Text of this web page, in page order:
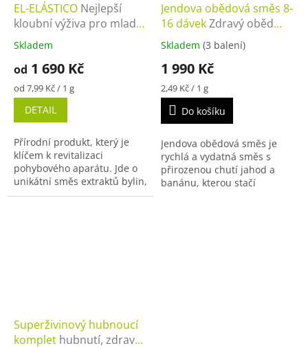
EL-ELÁSTICO Nejlepší
kloubní výživa pro mladé
i seniory
Skladem
od 1 690 Kč
Měrná
cena:
od 7,99 Kč / 1 g
DETAIL
Přírodní produkt, který je
klíčem k revitalizaci
pohybového aparátu. Jde o
unikátní směs extraktů bylin,
kolagenu a vitamínu. Vrátí
Jendova obědová směs 8-
16 dávekZdravý oběd
raz, dva
Skladem (3 balení)
1 990 Kč
Měrná
cena:
2,49 Kč / 1 g
Do košíku
Jendova obědová směs je
rychlá a vydatná směs s
přirozenou chutí jahod a
banánu, kterou stačí
Superživinový hubnoucí
komplet hubnutí, zdravé